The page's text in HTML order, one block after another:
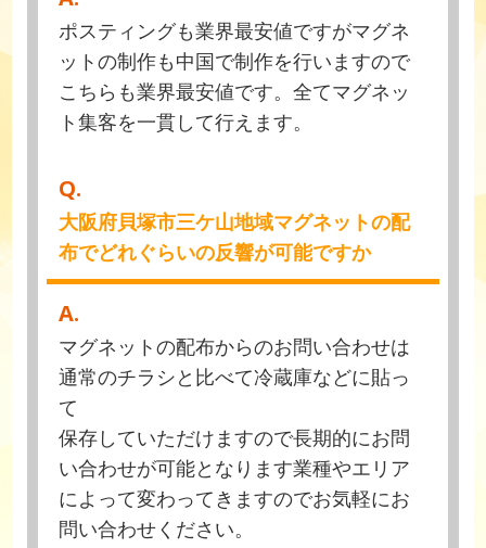
ポスティングも業界最安値ですがマグネ
ットの制作も中国で制作を行いますので
こちらも業界最安値です。全てマグネッ
ト集客を一貫して行えます。
Q.
大阪府貝塚市三ケ山地域マグネットの配
布でどれぐらいの反響が可能ですか
A.
マグネットの配布からのお問い合わせは
通常のチラシと比べて冷蔵庫などに貼っ
て
保存していただけますので長期的にお問
い合わせが可能となります業種やエリア
によって変わってきますのでお気軽にお
問い合わせください。